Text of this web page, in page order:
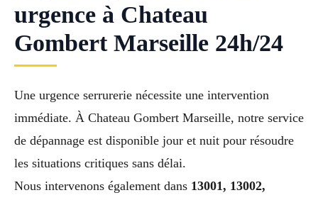
urgence à Chateau
Gombert Marseille 24h/24
Une urgence serrurerie nécessite une intervention
immédiate. À Chateau Gombert Marseille, notre service
de dépannage est disponible jour et nuit pour résoudre
les situations critiques sans délai.
Nous intervenons également dans 13001, 13002,